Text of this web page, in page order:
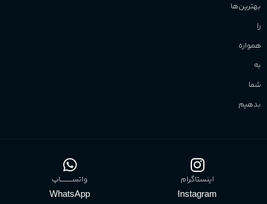
بهترین‌ها
را
همواره
به
شما
بدهیم
اینستاگرام
Instagram
واتســــــــــاپ
WhatsApp